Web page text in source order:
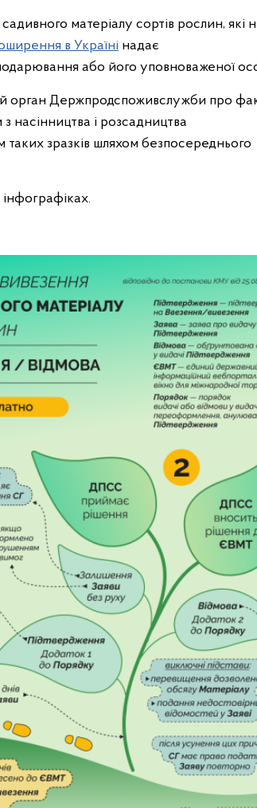
матеріалу сортів рослин, які
в Україні надає
або його уповноваженої
орган Держпродспоживслужби про
насінництва і розсадництва
зразків шляхом безпосереднього